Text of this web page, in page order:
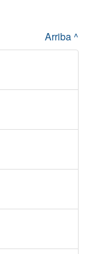
Arriba ^